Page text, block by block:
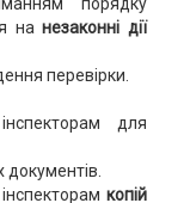
нанезаконні дії
перевірки.
для
документів.
копій